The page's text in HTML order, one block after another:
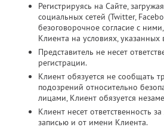
Регистрируясь на Сайте,
социальных сетей (Twitter,
безоговорочное согласие с
Клиента на условиях,
Представитель не несет
регистрации.
Клиент обязуется не сообщать
подозрений относительно
лицами, Клиент обязуется
Клиент несет ответственность
записью и от имени Клиента.